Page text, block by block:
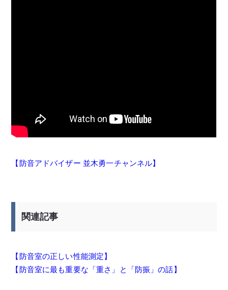
【防音アドバイザー 並木勇一チャンネル】
関連記事
【防音室の正しい性能測定】
【防音室に最も重要な「重さ」と「防振」の話】